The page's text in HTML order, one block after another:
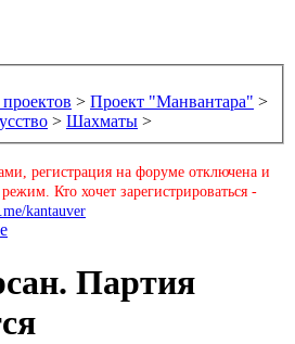
> Проект "Манвантара" >
> Шахматы >
регистрация на форуме отключена и
Кто хочет зарегистрироваться -
kantauver
Партия